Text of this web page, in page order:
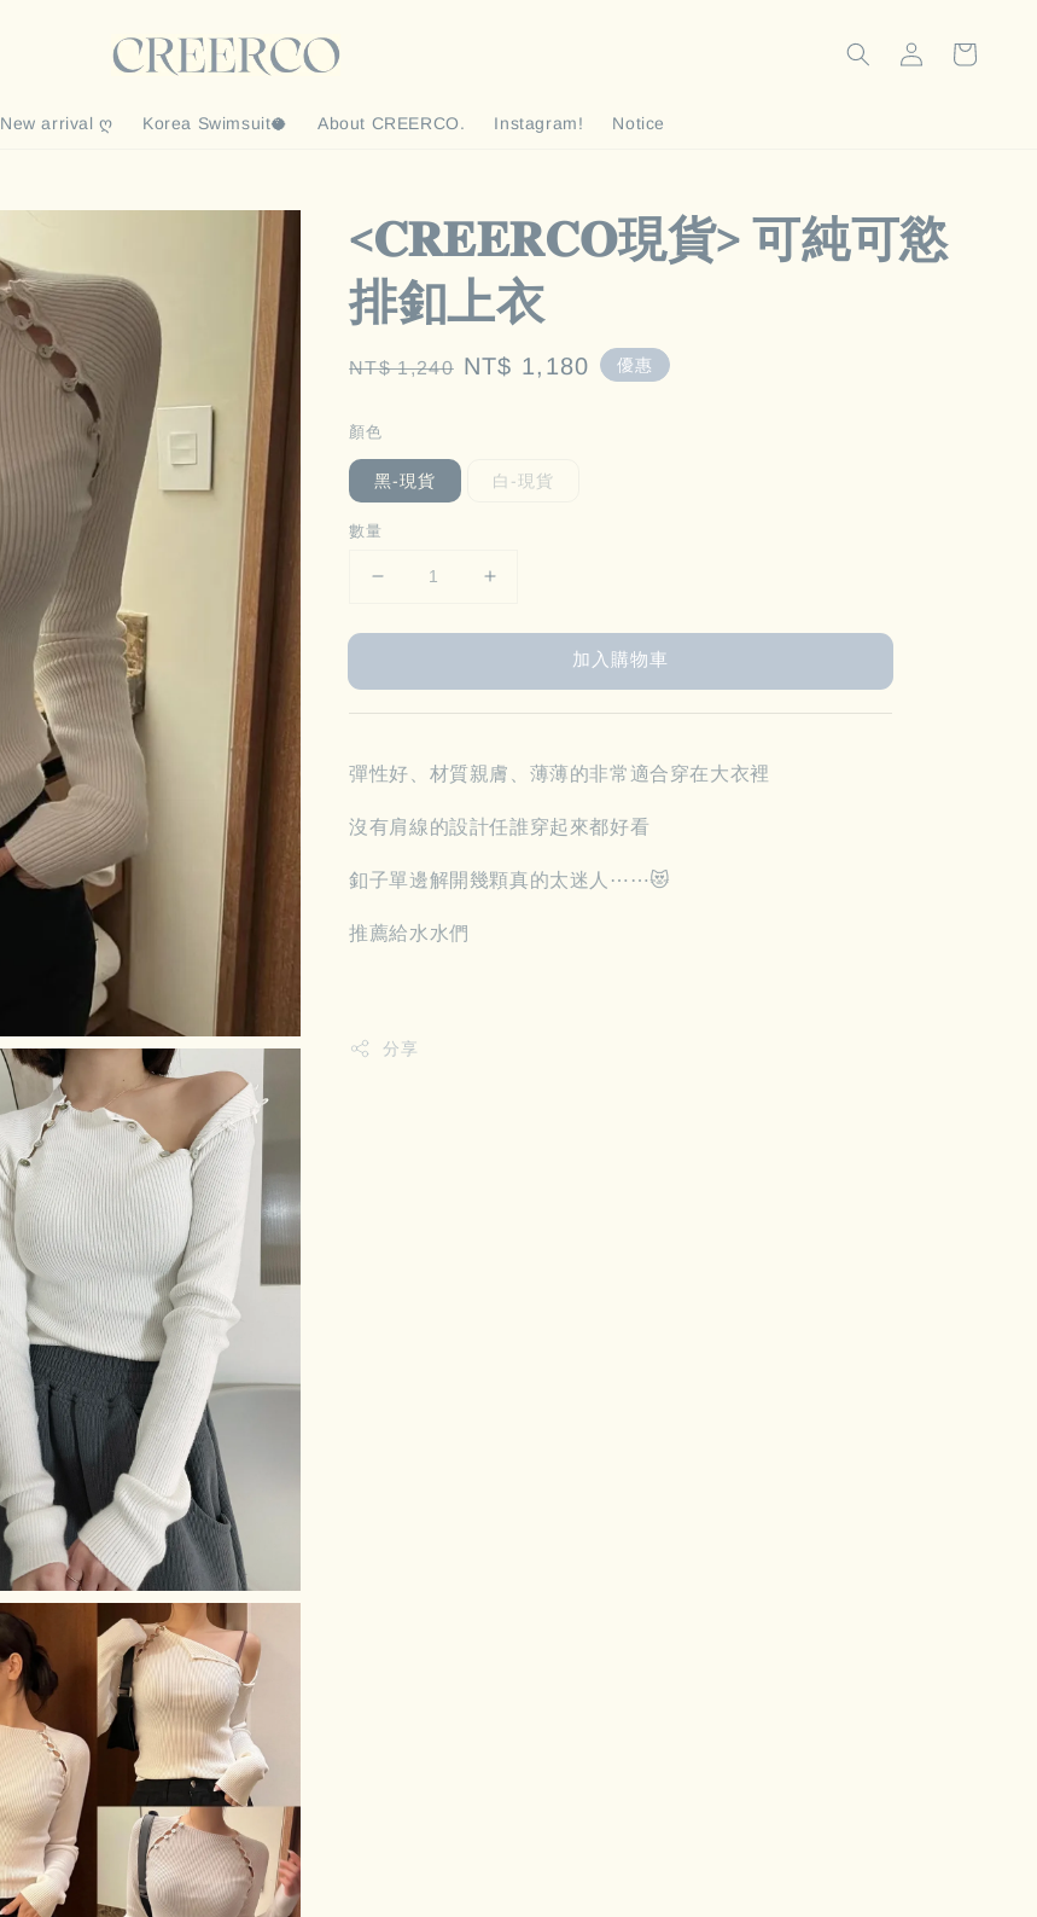
New arrival ღ Korea Swimsuit🥥 About CREERCO. Instagram! Notice
<𝐂𝐑𝐄𝐄𝐑𝐂𝐎現貨> 可純可慾
排釦上衣
Regular
NT$ 1,240 Sale
NT$ 1,180 優惠
顏色
黑-現貨 白-現貨
數量
加入購物車
彈性好、材質親膚、薄薄的非常適合穿在大衣裡
沒有肩線的設計任誰穿起來都好看
釦子單邊解開幾顆真的太迷人⋯⋯😻
推薦給水水們
分享